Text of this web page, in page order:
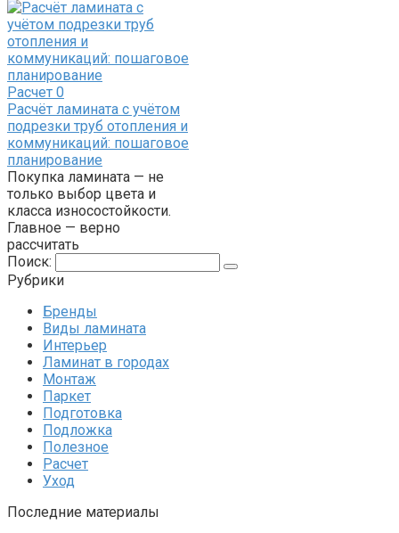
Расчет 0
Расчёт ламината с учётом
подрезки труб отопления и
коммуникаций: пошаговое
планирование
Покупка ламината — не
только выбор цвета и
класса износостойкости.
Главное — верно
рассчитать
Поиск:
Рубрики
Бренды
Виды ламината
Интерьер
Ламинат в городах
Монтаж
Паркет
Подготовка
Подложка
Полезное
Расчет
Уход
Последние материалы